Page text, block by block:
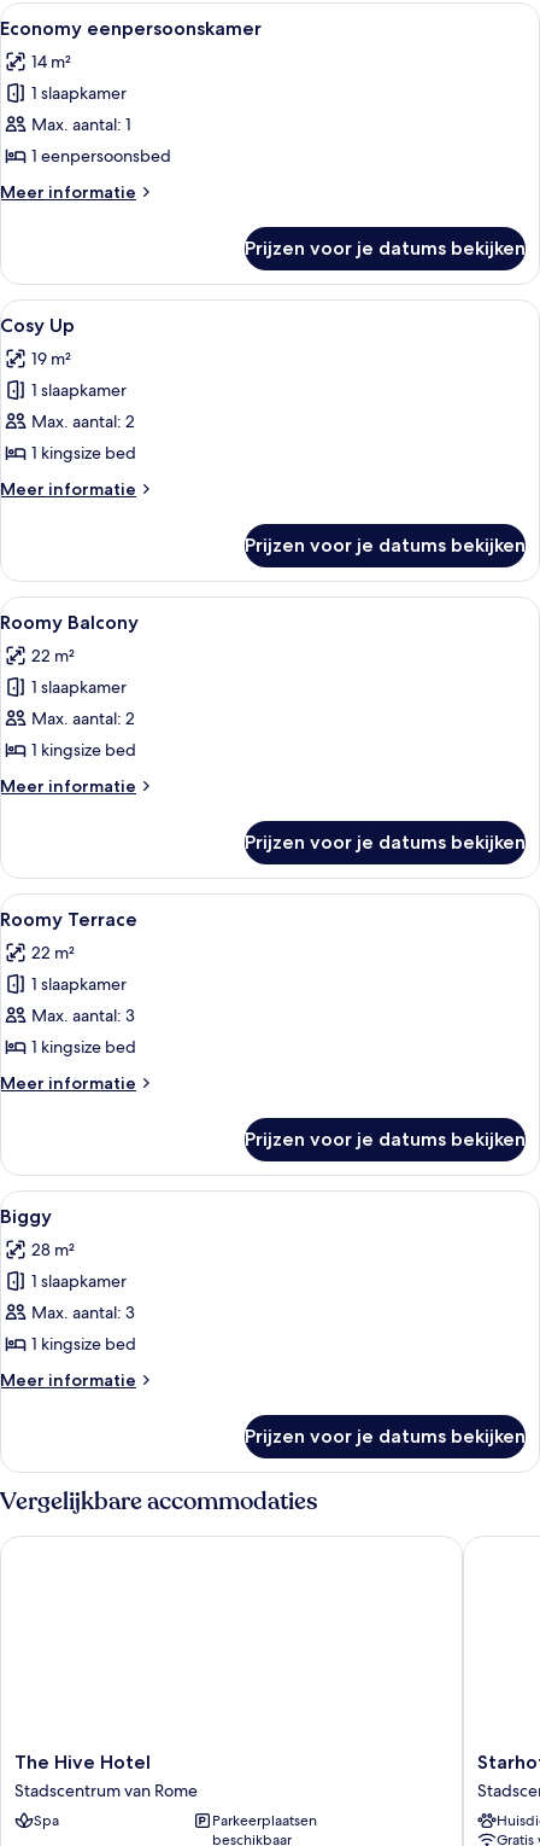
Alle
foto's
voor
Economy
eenpersoonskamer
laden
Een keurig opgemaakt bed met
4
Economy eenpersoonskamer
14 m²
1 slaapkamer
Max. aantal: 1
1 eenpersoonsbed
Meer informatie
Meer
eenpersoonskamer
Prijzen voor je datums bekijken
Alle
foto's
voor
Cosy
Up
laden
Een hotelkamer met een groot bed,
4
Cosy Up
19 m²
1 slaapkamer
Max. aantal: 2
1 kingsize bed
Meer informatie
Meer
Up
Prijzen voor je datums bekijken
Alle
foto's
voor
Roomy
Balcony
laden
Een hotelkamer met een groot bed,
5
Roomy Balcony
22 m²
1 slaapkamer
Max. aantal: 2
1 kingsize bed
Meer informatie
Meer
Balcony
Prijzen voor je datums bekijken
Alle
foto's
voor
Roomy
Terrace
laden
Een terras met een geruit patroon,
3
Roomy Terrace
22 m²
1 slaapkamer
Max. aantal: 3
1 kingsize bed
Meer informatie
Meer
Terrace
Prijzen voor je datums bekijken
Alle
foto's
voor
Biggy
laden
Een hotelkamer met een groot bed,
4
Biggy
28 m²
1 slaapkamer
Max. aantal: 3
1 kingsize bed
Meer informatie
Meer
Prijzen voor je datums bekijken
Vergelijkbare accommodaties
The
Hive
Hotel
Stadscentrum
The Hive Hotel
Stadscentrum van Rome
Spa
Parkeerplaatsen
beschikbaar
The Hive Hotel
van
Gratis